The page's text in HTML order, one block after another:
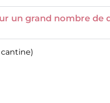
un grand nombre de